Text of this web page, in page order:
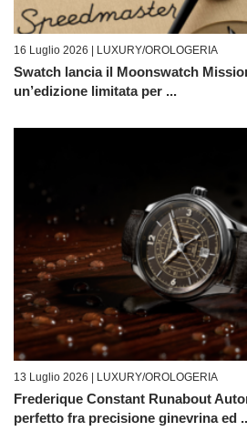
16 Luglio 2026 | LUXURY/OROLOGERIA
Swatch lancia il Moonswatch
un’edizione limitata per ...
13 Luglio 2026 | LUXURY/OROLOGERIA
Frederique Constant Runabout
perfetto fra precisione ginevrina ed